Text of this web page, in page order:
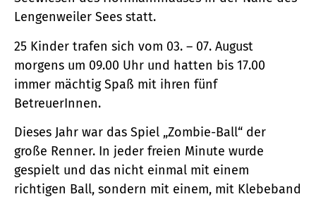
Lengenweiler Sees statt.
25 Kinder trafen sich vom 03. – 07. August
morgens um 09.00 Uhr und hatten bis 17.00
immer mächtig Spaß mit ihren fünf
BetreuerInnen.
Dieses Jahr war das Spiel „Zombie-Ball“ der
große Renner. In jeder freien Minute wurde
gespielt und das nicht einmal mit einem
richtigen Ball, sondern mit einem, mit Klebeband